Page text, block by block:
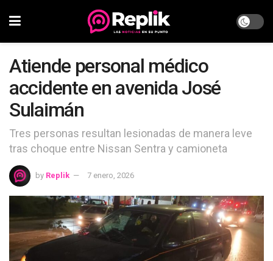
Atiende personal médico
accidente en avenida José
Sulaimán
Tres personas resultan lesionadas de manera leve
tras choque entre Nissan Sentra y camioneta
by Replik 7 enero, 2026